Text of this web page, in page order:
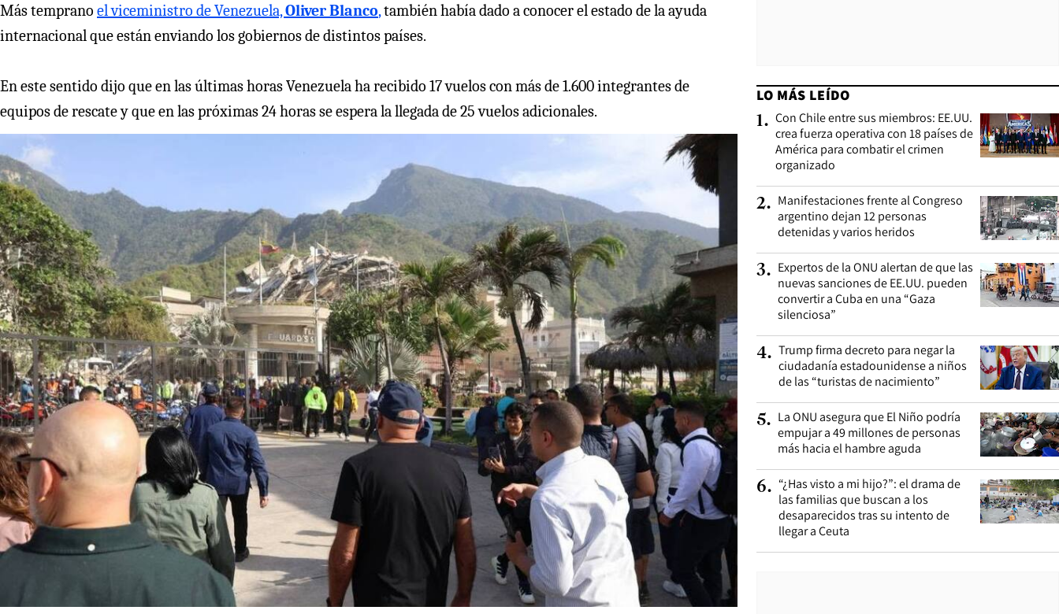
Más temprano el viceministro de Venezuela,Oliver Blanco,también había dado a conocer el estado de la ayuda
internacional que están enviando los gobiernos de distintos países.
En este sentido dijo que en las últimas horas Venezuela ha recibido 17 vuelos con más de 1.600 integrantes de
equipos de rescate y que en las próximas 24 horas se espera la llegada de 25 vuelos adicionales.
LO MÁS LEÍDO
1. Con Chile entre sus miembros: EE.UU.
crea fuerza operativa con 18 países de
América para combatir el crimen
organizado
2. Manifestaciones frente al Congreso
argentino dejan 12 personas
detenidas y varios heridos
3. Expertos de la ONU alertan de que las
nuevas sanciones de EE.UU. pueden
convertir a Cuba en una “Gaza
silenciosa”
4. Trump firma decreto para negar la
ciudadanía estadounidense a niños
de las “turistas de nacimiento”
5. La ONU asegura que El Niño podría
empujar a 49 millones de personas
más hacia el hambre aguda
6. “¿Has visto a mi hijo?”: el drama de
las familias que buscan a los
desaparecidos tras su intento de
llegar a Ceuta